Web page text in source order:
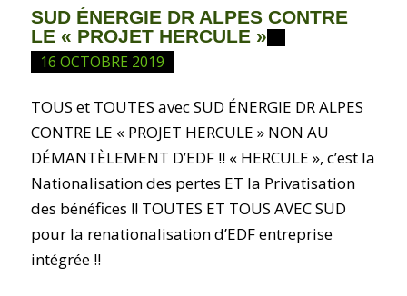
SUD ÉNERGIE DR ALPES CONTRE
LE « PROJET HERCULE »
16 OCTOBRE 2019
TOUS et TOUTES avec SUD ÉNERGIE DR ALPES
CONTRE LE « PROJET HERCULE » NON AU
DÉMANTÈLEMENT D’EDF !! « HERCULE », c’est la
Nationalisation des pertes ET la Privatisation
des bénéfices !! TOUTES ET TOUS AVEC SUD
pour la renationalisation d’EDF entreprise
intégrée !!